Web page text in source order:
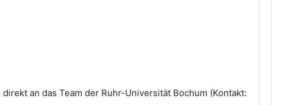
an das Team der Ruhr-Universität Bochum (Kontakt: